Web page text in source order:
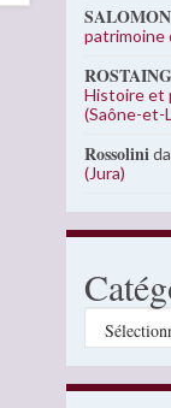
patrimoine
Histoire et
(Saône-et-
Rossolini
(Jura)
Catégories